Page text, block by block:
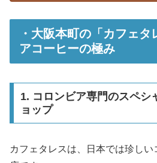
・大阪本町の「カフェ
アコーヒーの極み
1. コロンビア専門のスペシ
ョップ
カフェタレスは、日本では珍し